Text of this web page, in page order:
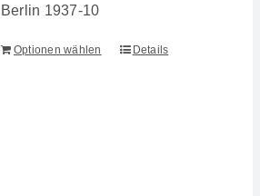
Berlin 1937-10
Optionen wählen Details